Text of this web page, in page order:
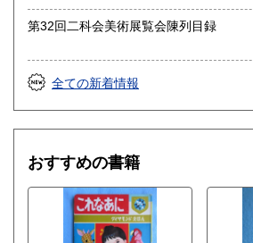
取り扱い分野
総記、哲学宗教、歴史、社会科学、自
語国文、外国文学、古典籍、近代文献
カルチャー、古書一般（その他）
古文書・和本・刷り物・絵葉書・近代
第32回二科会美術展覧会陳列目録
全ての新着情報
おすすめの書籍